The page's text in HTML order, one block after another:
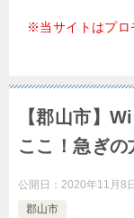
※当サイトはプロ
【郡山市】
ここ！急ぎの
公開日： 2020年11月8日
郡山市